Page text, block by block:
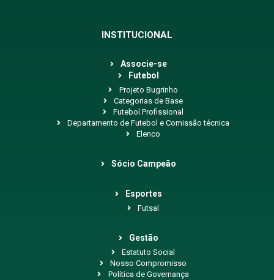
INSTITUCIONAL
Associe-se
Futebol
Projeto Bugrinho
Categorias de Base
Futebol Profissional
Departamento de Futebol e Comissão técnica
Elenco
Sócio Campeão
Esportes
Futsal
Gestão
Estatuto Social
Nosso Compromisso
Política de Governança